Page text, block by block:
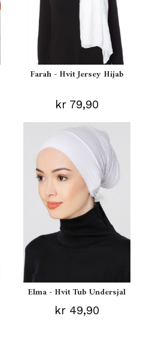
Farah - Hvit Jersey Hijab
kr 79,90
Elma - Hvit Tub Undersjal
kr 49,90